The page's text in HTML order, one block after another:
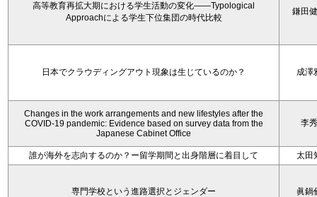
高等教育再拡大期における学生活動の変化——Typological
Approachによる学生下位集団の時代比較
鎌田
日本でクラウディングアウト現象は生じているのか？ 成澤
Changes in the work arrangements and new lifestyles after the
COVID-19 pandemic: Evidence based on survey data from the
Japanese Cabinet Office
李
誰が海外を志向するのか？ー留学期間と出身階層に着目して 太田
専門学校という進路選択とジェンダー 眞鍋